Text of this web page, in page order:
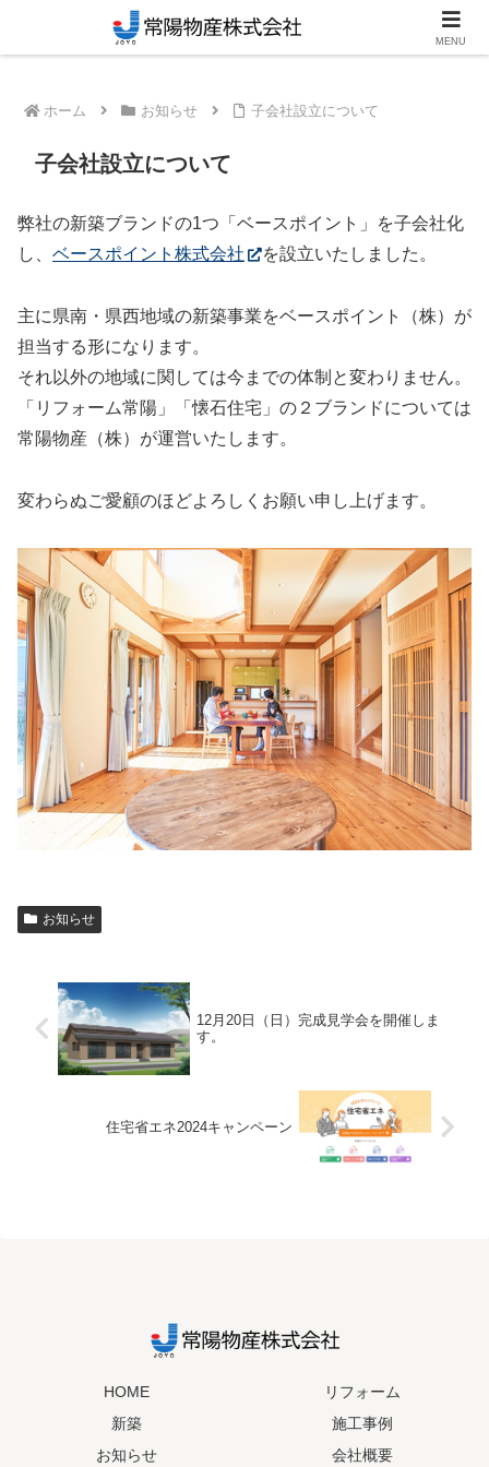
笠間市のリフォーム・新築対応工務店
ホーム お知らせ 子会社設立について
子会社設立について
弊社の新築ブランドの1つ「ベースポイント」を子会社化
し、 ベースポイント株式会社 を設立いたしました。
主に県南・県西地域の新築事業をベースポイント（株）が
担当する形になります。
それ以外の地域に関しては今までの体制と変わりません。
「リフォーム常陽」「懐石住宅」の２ブランドについては
常陽物産（株）が運営いたします。
変わらぬご愛顧のほどよろしくお願い申し上げます。
お知らせ
12月20日（日）完成見学会を開催しま
す。
住宅省エネ2024キャンペーン
HOME
リフォーム
新築
施工事例
お知らせ
会社概要
MENU